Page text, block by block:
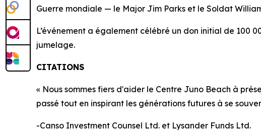
Guerre mondiale — le Major Jim Parks et le Soldat
L’événement a également célébré un don initial de 100
jumelage.
CITATIONS
« Nous sommes fiers d'aider le Centre Juno Beach à
passé tout en inspirant les générations futures à se
-Canso Investment Counsel Ltd. et Lysander Funds Ltd.